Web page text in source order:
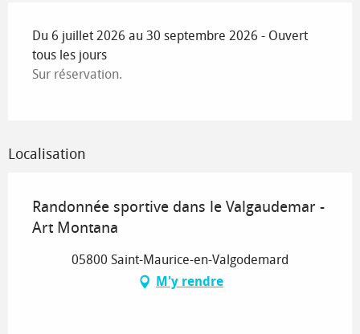
Du 6 juillet 2026 au 30 septembre 2026 - Ouvert
tous les jours
Sur réservation.
Localisation
Randonnée sportive dans le Valgaudemar -
Art Montana
05800 Saint-Maurice-en-Valgodemard
M'y rendre